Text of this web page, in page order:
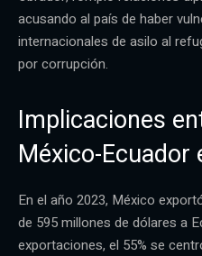
acusando al país de haber
internacionales de asilo al
por corrupción.
Implicaciones
México-Ecuador
En el año 2023, México
de 595 millones de dólares a
exportaciones, el 55% se